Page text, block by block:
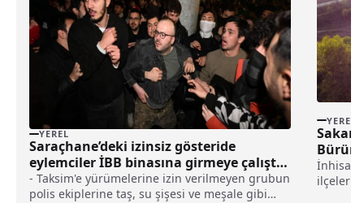
YEREL
Saraçhane’deki izinsiz gösteride
eylemciler İBB binasına girmeye çalıştı
haberi
- Taksim'e yürümelerine izin verilmeyen grubun
polis ekiplerine taş, su şişesi ve meşale gibi
YEREL
İnhisar,